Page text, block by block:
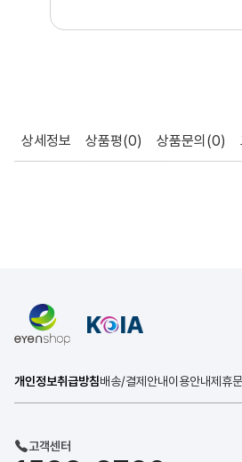
상세정보 상품평(0) 상품문의 (0)
개인정보취급방침배송/결제안내이용안내제휴
고객센터